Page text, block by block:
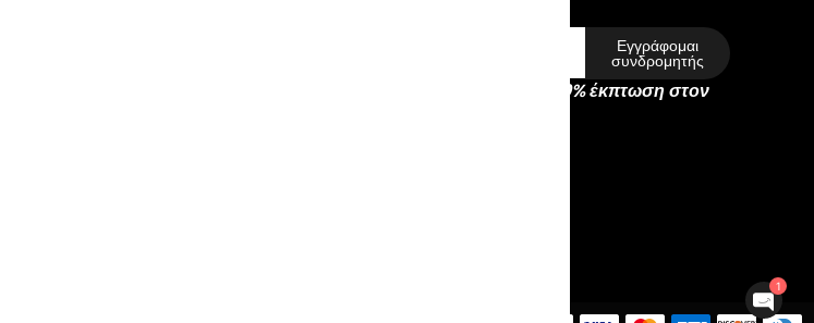
Εγγράφομαι
συνδρομητής
Εγγραφείτε σήμερα και λάβετε 10% έκπτωση στον
1